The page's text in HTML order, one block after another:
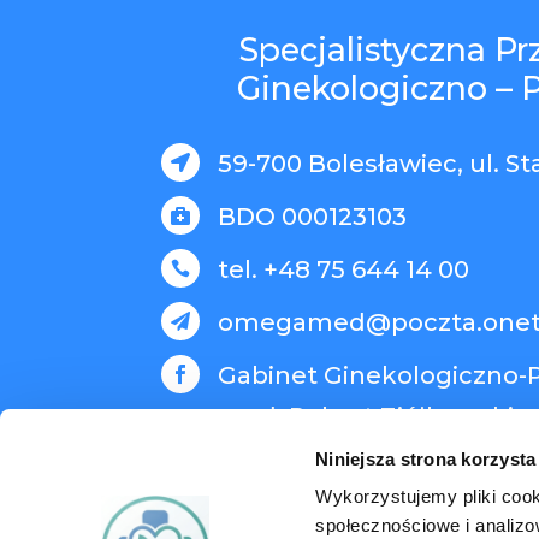
Niniejsza strona
Wykorzystujemy pliki
społecznościowe i
Specjalistyczna
Ginekologiczno –
 59-700 Bolesławiec, ul.
 BDO 000123103
 tel. +48 75 644 14 00


Gabinet Ginekologiczno-
med. Robert Ziółkowski